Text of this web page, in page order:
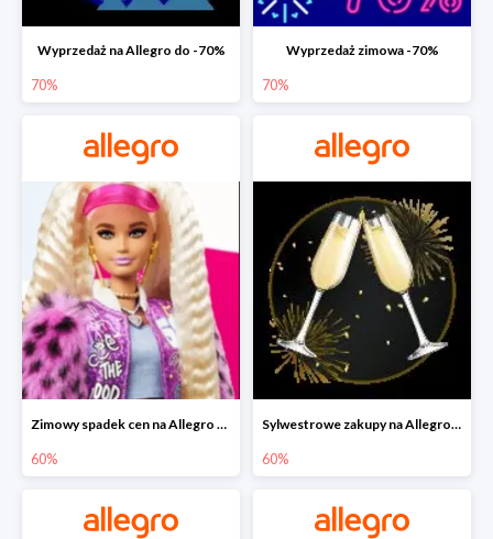
Wyprzedaż na Allegro do -70%
70%
Wyprzedaż zimowa -70%
70%
Zimowy spadek cen na Allegro - lalki Barbie do -60%
60%
Sylwestrowe zakupy na Allegro do -60%
60%